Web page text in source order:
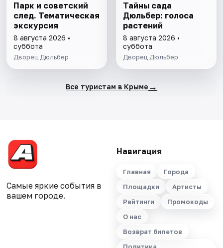
Парк и советский
след. Тематическая
экскурсия
8 августа 2026 •
суббота
Дворец Дюльбер
Тайны сада
Дюльбер: голоса
растений
8 августа 2026 •
суббота
Дворец Дюльбер
Все туристам в Крыме →
Самые яркие события в
вашем городе.
Навигация
Главная
Города
Площадки
Артисты
Рейтинги
Промокоды
О нас
Возврат билетов